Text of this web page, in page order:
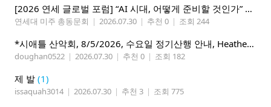
[2026 연세 글로벌 포럼] “AI 시대, 어떻게 준비할 것인가” 8월 7-10일 벨뷰 개최
연세대 미주 총동문회 | 2026.07.30 | 추천 0 | 조회 244
*시애틀 산악회, 8/5/2026, 수요일 정기산행 안내, Heather Lake*
doughan0522 | 2026.07.30 | 추천 0 | 조회 182
제 발 (1)
issaquah3014 | 2026.07.30 | 추천 3 | 조회 775